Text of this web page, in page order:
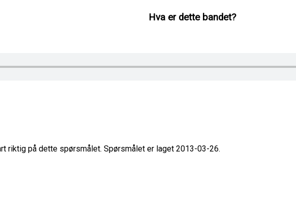
Hva er dette bandet?
riktig på dette spørsmålet. Spørsmålet er laget 2013-03-26.